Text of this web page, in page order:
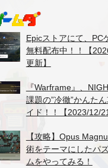
Epicストアにて、PC
無料配布中！！【
更新】
『Warframe』、
課題の”冷徹”かんた
イド！！【2023/12/
【攻略】Opus
術をテーマにしたパ
ムをやってみる！